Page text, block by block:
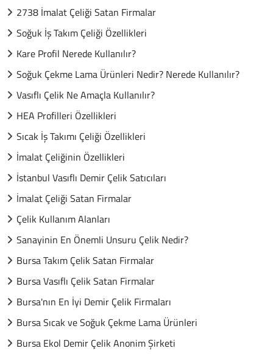
2738 İmalat Çeliği Satan Firmalar
Soğuk İş Takım Çeliği Özellikleri
Kare Profil Nerede Kullanılır?
Soğuk Çekme Lama Ürünleri Nedir? Nerede Kullanılır?
Vasıflı Çelik Ne Amaçla Kullanılır?
HEA Profilleri Özellikleri
Sıcak İş Takımı Çeliği Özellikleri
İmalat Çeliğinin Özellikleri
İstanbul Vasıflı Demir Çelik Satıcıları
İmalat Çeliği Satan Firmalar
Çelik Kullanım Alanları
Sanayinin En Önemli Unsuru Çelik Nedir?
Bursa Takım Çelik Satan Firmalar
Bursa Vasıflı Çelik Satan Firmalar
Bursa'nın En İyi Demir Çelik Firmaları
Bursa Sıcak ve Soğuk Çekme Lama Ürünleri
Bursa Ekol Demir Çelik Anonim Şirketi